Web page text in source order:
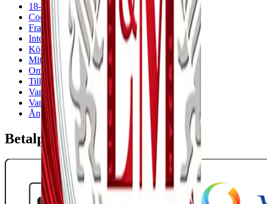
18-årsgräns
Cookiepolicy
Frakt- och leveransvillkor
Integritetspolicy
Köpvillkor
Mitt konto
Om Snuset.se
Tillgänglighetsredogörelse
Vanliga frågor
Varumärken
Ånger
Betalpartner